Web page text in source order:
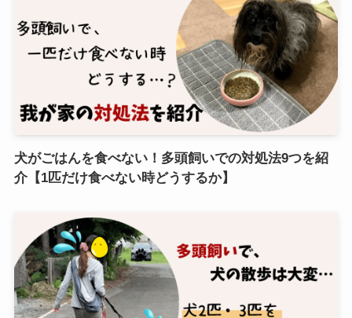
犬がごはんを食べない！多頭飼いでの対処法9つを紹
介【1匹だけ食べない時どうするか】